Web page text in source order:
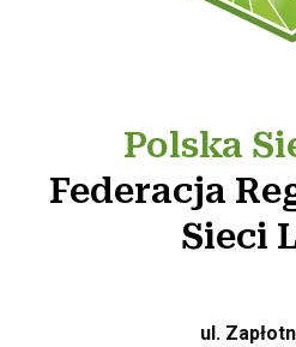
Polska
Federacja
Sieci
ul.